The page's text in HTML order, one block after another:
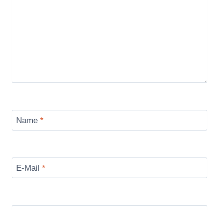
Name *
E-Mail *